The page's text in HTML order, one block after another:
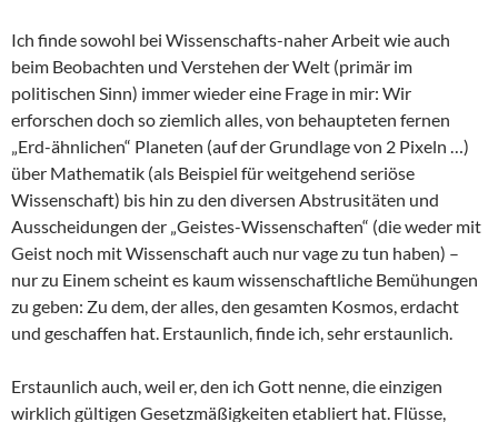
Ich finde sowohl bei Wissenschafts-naher Arbeit wie auch
beim Beobachten und Verstehen der Welt (primär im
politischen Sinn) immer wieder eine Frage in mir: Wir
erforschen doch so ziemlich alles, von behaupteten fernen
„Erd-ähnlichen“ Planeten (auf der Grundlage von 2 Pixeln …)
über Mathematik (als Beispiel für weitgehend seriöse
Wissenschaft) bis hin zu den diversen Abstrusitäten und
Ausscheidungen der „Geistes-Wissenschaften“ (die weder mit
Geist noch mit Wissenschaft auch nur vage zu tun haben) –
nur zu Einem scheint es kaum wissenschaftliche Bemühungen
zu geben: Zu dem, der alles, den gesamten Kosmos, erdacht
und geschaffen hat. Erstaunlich, finde ich, sehr erstaunlich.
Erstaunlich auch, weil er, den ich Gott nenne, die einzigen
wirklich gültigen Gesetzmäßigkeiten etabliert hat. Flüsse,